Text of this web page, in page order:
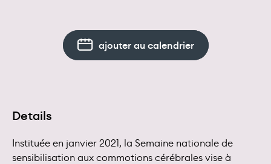
ajouter au calendrier
Details
Instituée en janvier 2021, la Semaine nationale de
sensibilisation aux commotions cérébrales vise à